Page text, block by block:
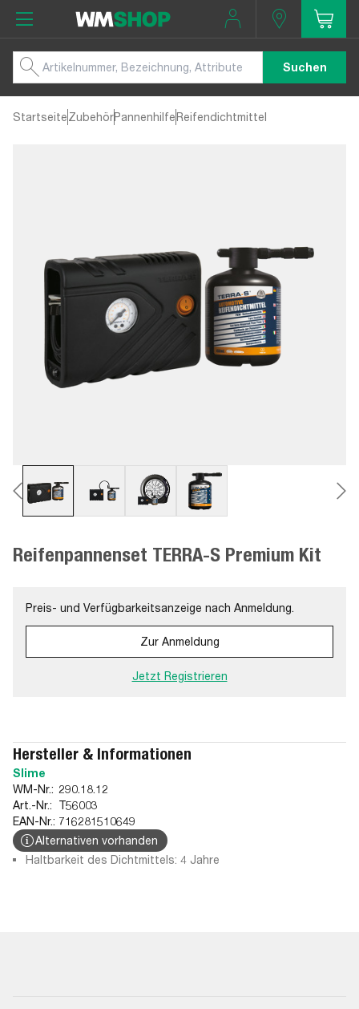
Suchen
StartseiteZubehörPannenhilfeReifendichtmittel
Reifenpannenset TERRA-S Premium Kit
Preis- und Verfügbarkeitsanzeige nach Anmeldung.
Zur Anmeldung
Jetzt Registrieren
Hersteller & Informationen
Slime
WM-Nr.: 290.18.12
Art.-Nr.: T56003
EAN-Nr.: 716281510649
Alternativen vorhanden
Haltbarkeit des Dichtmittels: 4 Jahre